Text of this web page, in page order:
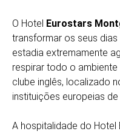
O Hotel Eurostars
transformar os seus
estadia extremamente
respirar todo o
clube inglês, localizado
instituições europeias de
A hospitalidade do